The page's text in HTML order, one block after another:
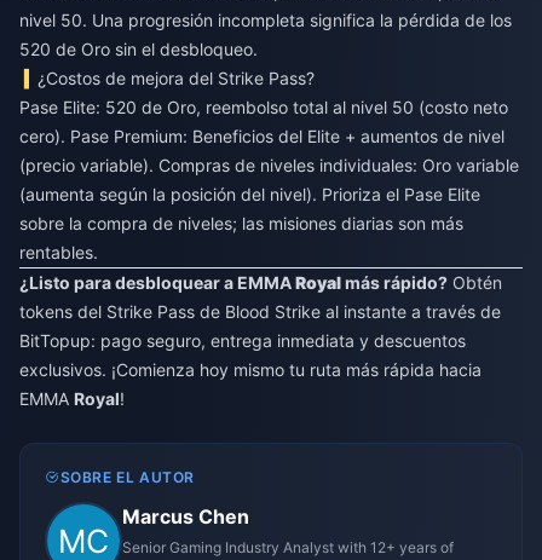
nivel 50. Una progresión incompleta significa la pérdida de los
520 de Oro sin el desbloqueo.
¿Costos de mejora del Strike Pass?
Pase Elite: 520 de Oro, reembolso total al nivel 50 (costo neto
cero). Pase Premium: Beneficios del Elite + aumentos de nivel
(precio variable). Compras de niveles individuales: Oro variable
(aumenta según la posición del nivel). Prioriza el Pase Elite
sobre la compra de niveles; las misiones diarias son más
rentables.
¿Listo para desbloquear a EMMARoyalmás rápido? Obtén
tokens del Strike Pass de Blood Strike al instante a través de
BitTopup: pago seguro, entrega inmediata y descuentos
exclusivos. ¡Comienza hoy mismo tu ruta más rápida hacia
EMMA Royal!
SOBRE EL AUTOR
Marcus Chen
Senior Gaming Industry Analyst with 12+ years of